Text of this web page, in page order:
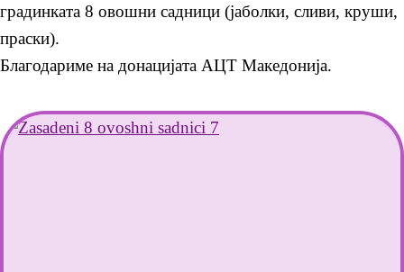
градинката 8 овошни садници (јаболки, сливи, круши,
праски).
Благодариме на донацијата АЦТ Македонија.